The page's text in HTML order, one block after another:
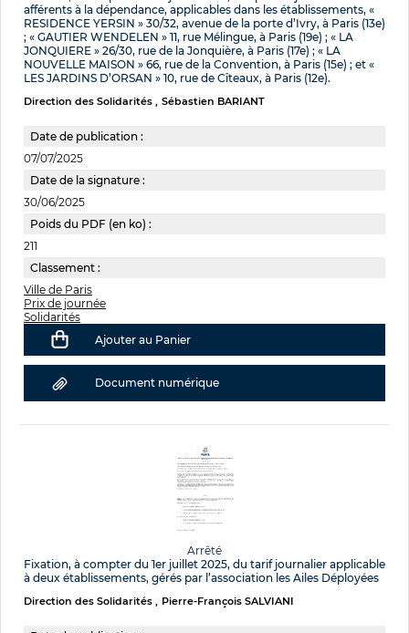
afférents à la dépendance, applicables dans les établissements, «
RESIDENCE YERSIN » 30/32, avenue de la porte d’Ivry, à Paris (13e)
; « GAUTIER WENDELEN » 11, rue Mélingue, à Paris (19e) ; « LA
JONQUIERE » 26/30, rue de la Jonquière, à Paris (17e) ; « LA
NOUVELLE MAISON » 66, rue de la Convention, à Paris (15e) ; et «
LES JARDINS D’ORSAN » 10, rue de Cîteaux, à Paris (12e).
Direction des Solidarités Sébastien BARIANT
Date de publication :
07/07/2025
Date de la signature :
30/06/2025
Poids du PDF (en ko) :
211
Classement :
Ville de Paris
Prix de journée
Solidarités
Ajouter au Panier
Document numérique
Arrêté
Fixation, à compter du 1er juillet 2025, du tarif journalier applicable
à deux établissements, gérés par l’association les Ailes Déployées
Direction des Solidarités Pierre-François SALVIANI